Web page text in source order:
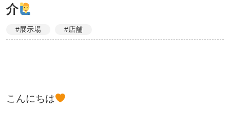
介
#展示場 #店舗
こんにちは